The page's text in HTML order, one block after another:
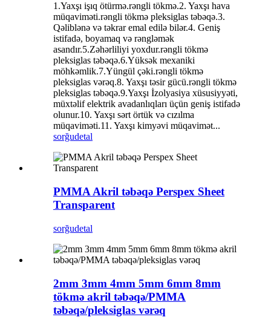
1.Yaxşı işıq ötürmə.rəngli tökmə.2. Yaxşı hava
müqaviməti.rəngli tökmə pleksiglas təbəqə.3.
Qəliblənə və təkrar emal edilə bilər.4. Geniş
istifadə, boyamaq və rəngləmək
asandır.5.Zəhərliliyi yoxdur.rəngli tökmə
pleksiglas təbəqə.6.Yüksək mexaniki
möhkəmlik.7.Yüngül çəki.rəngli tökmə
pleksiglas vərəq.8. Yaxşı təsir gücü.rəngli tökmə
pleksiglas təbəqə.9.Yaxşı İzolyasiya xüsusiyyəti,
müxtəlif elektrik avadanlıqları üçün geniş istifadə
olunur.10. Yaxşı sərt örtük və cızılma
müqaviməti.11. Yaxşı kimyəvi müqavimət...
sorğudetal
PMMA Akril təbəqə Perspex Sheet
Transparent
sorğudetal
2mm 3mm 4mm 5mm 6mm 8mm
tökmə akril təbəqə/PMMA
təbəqə/pleksiglas vərəq